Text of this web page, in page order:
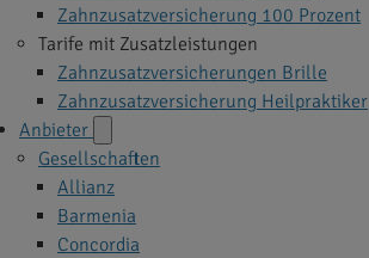
Zahnzusatzversicherung 100 Prozent
Tarife mit Zusatzleistungen
Zahnzusatzversicherungen Brille
Zahnzusatzversicherung Heilpraktiker
Anbieter
Gesellschaften
Allianz
Barmenia
Concordia